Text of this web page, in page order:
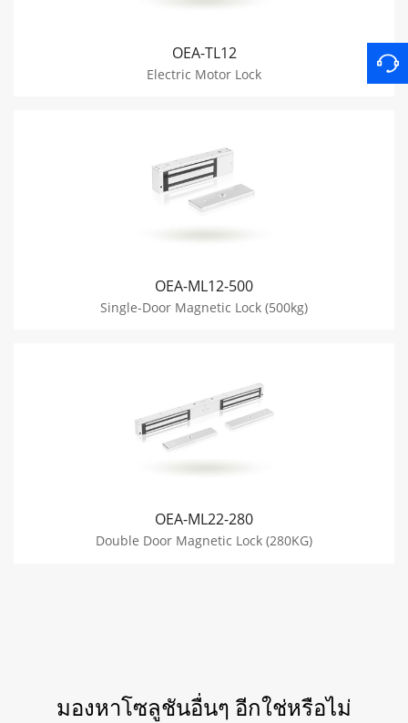
OEA-TL12
Electric Motor Lock
OEA-ML12-500
Single-Door Magnetic Lock (500kg)
OEA-ML22-280
Double Door Magnetic Lock (280KG)
มองหาโซลูชันอื่นๆ อีกใช่หรือไม่